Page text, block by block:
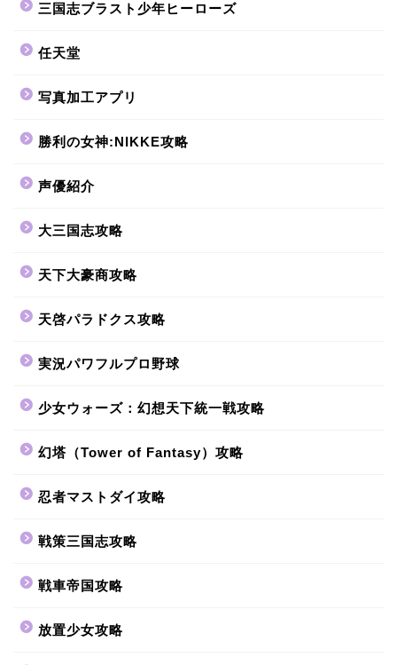
三国志ブラスト少年ヒーローズ
任天堂
写真加工アプリ
勝利の女神:NIKKE攻略
声優紹介
大三国志攻略
天下大豪商攻略
天啓パラドクス攻略
実況パワフルプロ野球
少女ウォーズ：幻想天下統一戦攻略
幻塔（Tower of Fantasy）攻略
忍者マストダイ攻略
戦策三国志攻略
戦車帝国攻略
放置少女攻略